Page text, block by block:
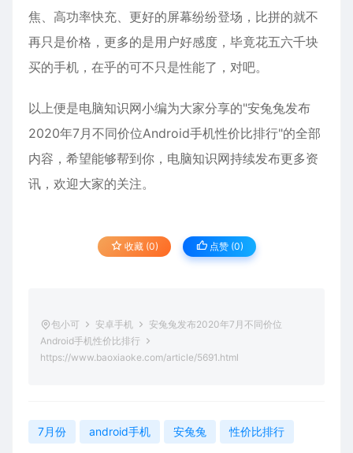
焦、高功率快充、更好的屏幕纷纷登场，比拼的就不
再只是价格，更多的是用户好感度，毕竟花五六千块
买的手机，在乎的可不只是性能了，对吧。
以上便是电脑知识网小编为大家分享的"安兔兔发布
2020年7月不同价位Android手机性价比排行"的全部
内容，希望能够帮到你，电脑知识网持续发布更多资
讯，欢迎大家的关注。
收藏 (0) 点赞 (0)
包小可 安卓手机
安兔兔发布2020年7月不同价位
Android手机性价比排行
https://www.baoxiaoke.com/article/5691.html
7月份 android手机 安兔兔 性价比排行